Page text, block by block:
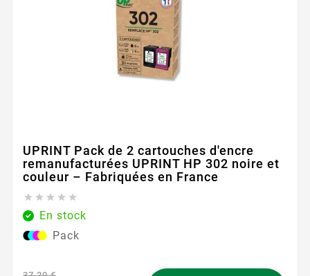
UPRINT Pack de 2 cartouches d'encre
remanufacturées UPRINT HP 302 noire et
couleur – Fabriquées en France
    
En stock
Pack